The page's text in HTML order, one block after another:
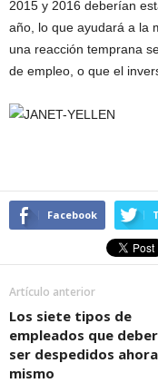
2015 y 2016 deberían
año, lo que ayudará a la
una reacción temprana
de empleo, o que el
Facebook
Artículo anterior
Los siete tipos de
empleados que
ser despedidos ahora
mismo